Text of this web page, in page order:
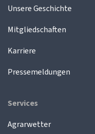
Unsere Geschichte
Mitgliedschaften
Karriere
Pressemeldungen
Services
Agrarwetter